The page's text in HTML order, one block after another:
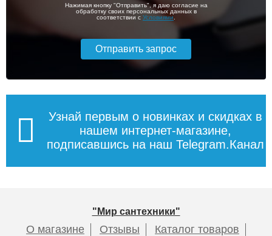
Нажимая кнопку "Отправить", я даю согласие на
обработку своих персональных данных в
соответствии с Условиями
Узнай первым о новинках и скидках в
нашем интернет-магазине,
подписавшись на наш Telegram.Канал
"Мир сантехники"
О магазине Отзывы
Каталог товаров